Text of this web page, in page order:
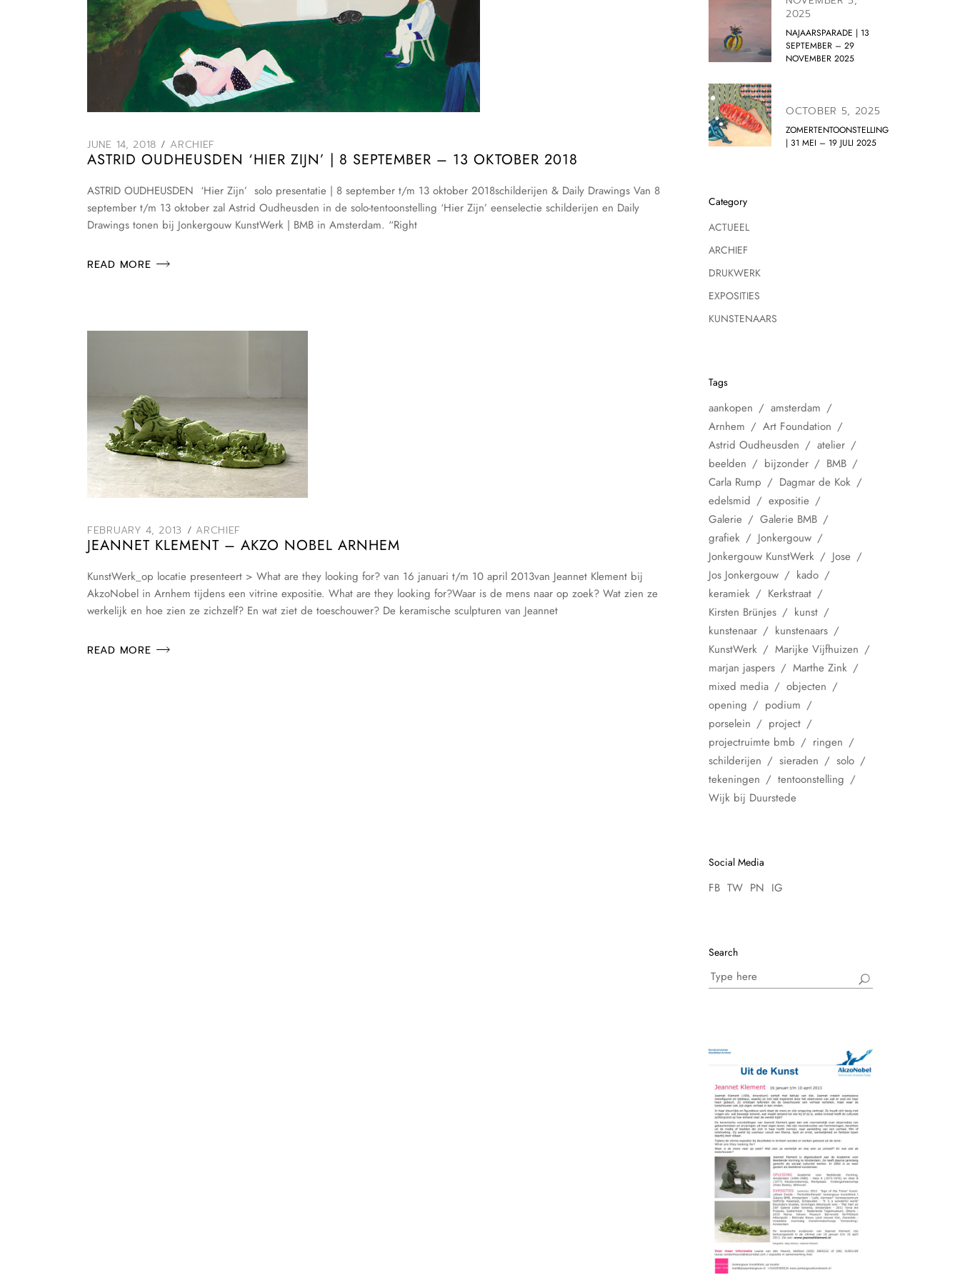
JUNE 14, 2018 ARCHIEF
ASTRID OUDHEUSDEN ‘HIER ZIJN’ | 8 SEPTEMBER – 13 OKTOBER 2018
ASTRID OUDHEUSDEN ‘Hier Zijn’ solo presentatie | 8 september t/m 13 oktober 2018schilderijen & Daily Drawings Van 8
september t/m 13 oktober zal Astrid Oudheusden in de solo-tentoonstelling ‘Hier Zijn’ eenselectie schilderijen en Daily
Drawings tonen bij Jonkergouw KunstWerk | BMB in Amsterdam. “Right
READ MORE
FEBRUARY 4, 2013 ARCHIEF
JEANNET KLEMENT – AKZO NOBEL ARNHEM
KunstWerk_op locatie presenteert > What are they looking for? van 16 januari t/m 10 april 2013van Jeannet Klement bij
AkzoNobel in Arnhem tijdens een vitrine expositie. What are they looking for?Waar is de mens naar op zoek? Wat zien ze
werkelijk en hoe zien ze zichzelf? En wat ziet de toeschouwer? De keramische sculpturen van Jeannet
READ MORE
2025
NAJAARSPARADE | 13
SEPTEMBER – 29
NOVEMBER 2025
OCTOBER 5, 2025
ZOMERTENTOONSTELLING
| 31 MEI – 19 JULI 2025
Category
ACTUEEL
ARCHIEF
DRUKWERK
EXPOSITIES
KUNSTENAARS
Tags
aankopen
amsterdam
Arnhem
Art Foundation
Astrid Oudheusden
atelier
beelden
bijzonder
BMB
Carla Rump
Dagmar de Kok
edelsmid
expositie
Galerie
Galerie BMB
grafiek
Jonkergouw
Jonkergouw KunstWerk
Jose
Jos Jonkergouw
kado
keramiek
Kerkstraat
Kirsten Brünjes
kunst
kunstenaar
kunstenaars
KunstWerk
Marijke Vijfhuizen
marjan jaspers
Marthe Zink
mixed media
objecten
opening
podium
porselein
project
projectruimte bmb
ringen
schilderijen
sieraden
solo
tekeningen
tentoonstelling
Wijk bij Duurstede
Social Media
FB TW PN IG
Search
Search
for: